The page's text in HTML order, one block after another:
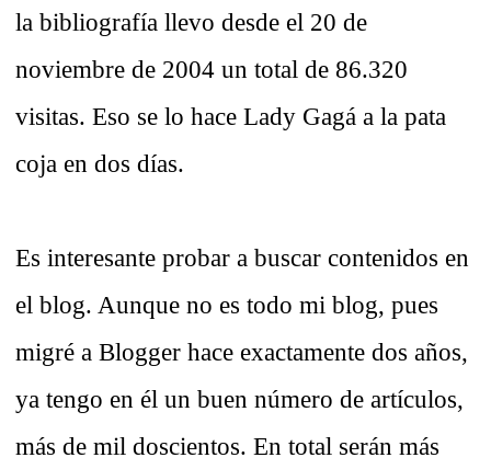
la bibliografía llevo desde el 20 de
noviembre de 2004 un total de 86.320
visitas. Eso se lo hace Lady Gagá a la pata
coja en dos días.
Es interesante probar a buscar contenidos en
el blog. Aunque no es todo mi blog, pues
migré a Blogger hace exactamente dos años,
ya tengo en él un buen número de artículos,
más de mil doscientos. En total serán más